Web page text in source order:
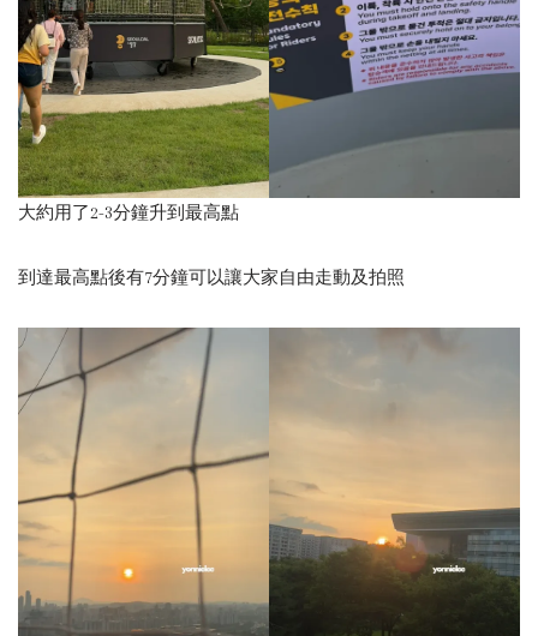
大約用了2-3分鐘升到最高點
到達最高點後有7分鐘可以讓大家自由走動及拍照